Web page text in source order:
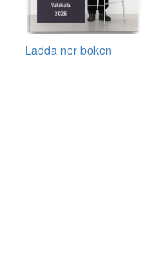
Ladda ner boken